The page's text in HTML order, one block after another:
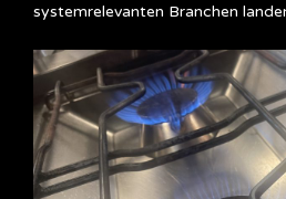
systemrelevanten Branchen